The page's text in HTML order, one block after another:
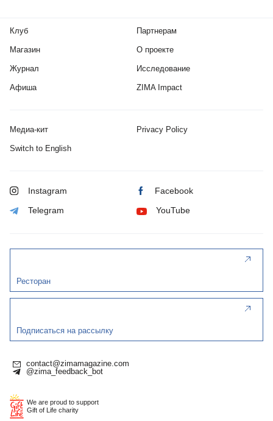
Клуб
Магазин
Журнал
Афиша
Партнерам
О проекте
Исследование
ZIMA Impact
Медиа-кит Privacy Policy
Switch to English
Instagram Facebook
Telegram YouTube
Ресторан
Подписаться на рассылку
contact@zimamagazine.com
@zima_feedback_bot
We are proud to support
Gift of Life charity